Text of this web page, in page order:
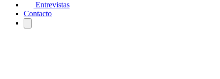
Entrevistas
Contacto